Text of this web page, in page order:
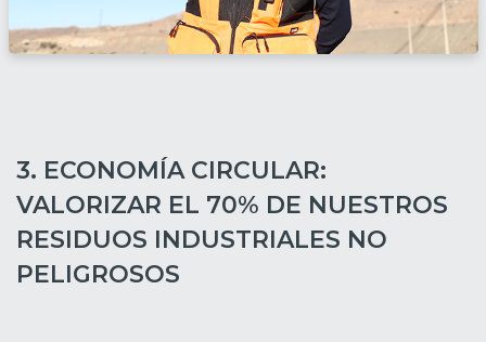
3. ECONOMÍA CIRCULAR:
VALORIZAR EL 70% DE NUESTROS
RESIDUOS INDUSTRIALES NO
PELIGROSOS